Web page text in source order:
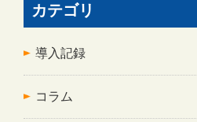
カテゴリ
導入記録
コラム